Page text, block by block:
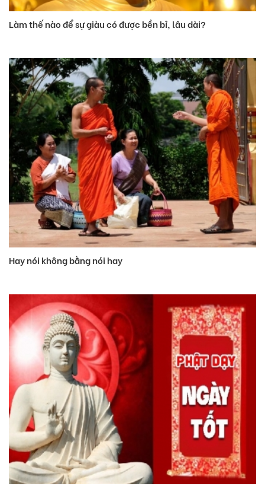
Làm thế nào để sự giàu có được bền bỉ, lâu dài?
Hay nói không bằng nói hay